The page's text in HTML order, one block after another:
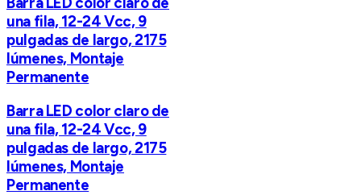
una fila, 12-24 Vcc, 9
pulgadas de largo, 2175
lúmenes, Montaje
Permanente
Barra LED color claro de
una fila, 12-24 Vcc, 9
pulgadas de largo, 2175
lúmenes, Montaje
Permanente